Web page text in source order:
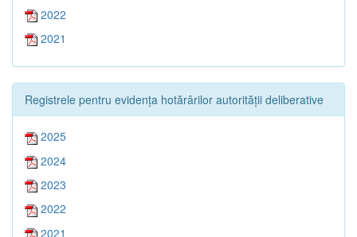
2022
2021
Registrele pentru evidența hotărârilor autorității deliberative
2025
2024
2023
2022
2021